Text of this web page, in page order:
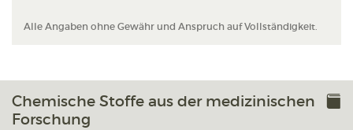
Alle Angaben ohne Gewähr und Anspruch auf Vollständigkeit.
Chemische Stoffe aus der medizinischen
Forschung